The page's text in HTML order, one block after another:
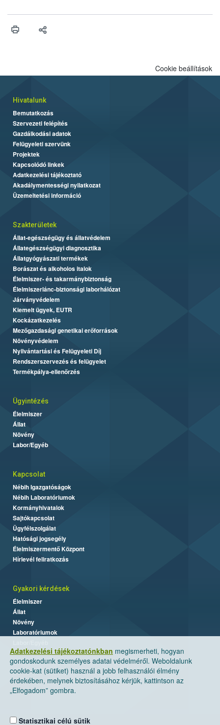
vonni az ebek viselkedésének megítélésében jártas szakértőt.
Adatkezelési tájékoztatónkban megismerheti, hogyan
gondoskodunk személyes adatai védelméről. Weboldalunk
cookie-kat (sütiket) használ a jobb felhasználói élmény
érdekében, melynek biztosításához kérjük, kattintson az
„Elfogadom” gombra.
Statisztikai célú sütik
Cookie beállítások
Hivatalunk
Bemutatkozás
Szervezeti felépítés
Gazdálkodási adatok
Felügyeleti szervünk
Projektek
Kapcsolódó linkek
Adatkezelési tájékoztató
Akadálymentességi nyilatkozat
Üzemeltetési információ
Szakterületek
Állat-egészségügy és állatvédelem
Állategészségügyi diagnosztika
Állatgyógyászati termékek
Borászat és alkoholos italok
Élelmiszer- és takarmánybiztonság
Élelmiszerlánc-biztonsági laborhálózat
Járványvédelem
Kiemelt ügyek, EUTR
Kockázatkezelés
Mezőgazdasági genetikai erőforrások
Növényvédelem
Nyilvántartási és Felügyeleti Díj
Rendszerszervezés és felügyelet
Termékpálya-ellenőrzés
Ügyintézés
Élelmiszer
Állat
Növény
Labor/Egyéb
Kapcsolat
Nébih Igazgatóságok
Nébih Laboratóriumok
Kormányhivatalok
Sajtókapcsolat
Ügyfélszolgálat
Hatósági jogsegély
Élelmiszermentő Központ
Hírlevél feliratkozás
Gyakori kérdések
Élelmiszer
Állat
Növény
Laboratóriumok